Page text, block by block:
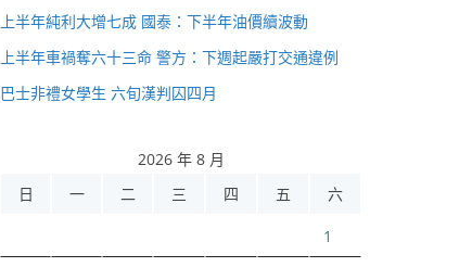
上半年純利大增七成 國泰：下半年油價續波動
上半年車禍奪六十三命 警方：下週起嚴打交通違例
巴士非禮女學生 六旬漢判囚四月
2026 年 8 月
日
一 二 三 四 五 六
1